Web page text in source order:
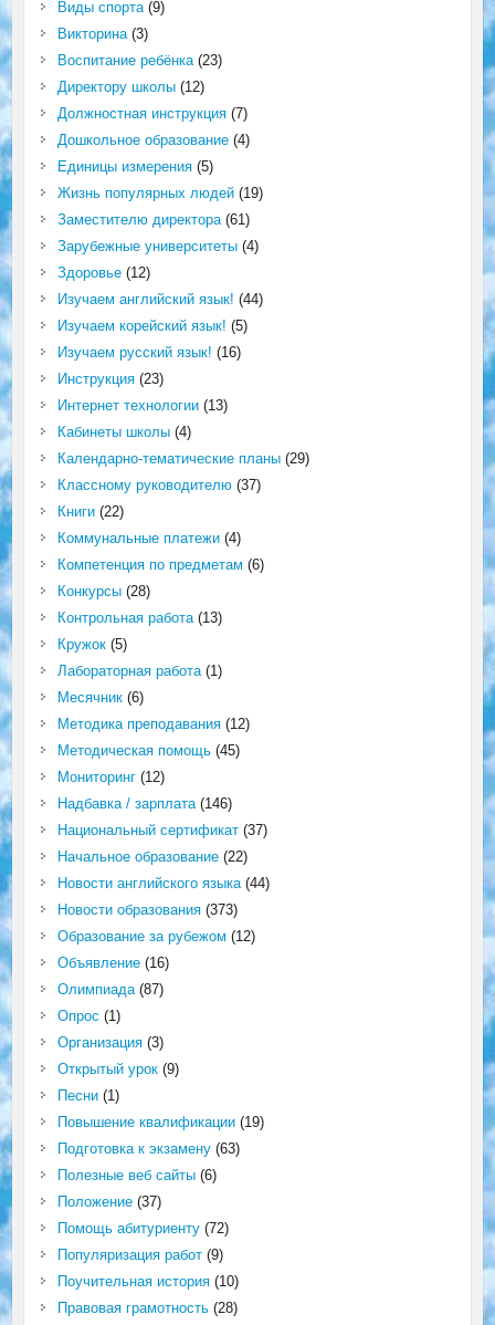
Виды спорта(9)
Викторина(3)
Воспитание ребёнка(23)
Директору школы(12)
Должностная инструкция(7)
Дошкольное образование(4)
Единицы измерения(5)
Жизнь популярных людей(19)
Заместителю директора(61)
Зарубежные университеты(4)
Здоровье(12)
Изучаем английский язык! (44)
Изучаем корейский язык! (5)
Изучаем русский язык! (16)
Инструкция(23)
Интернет технологии(13)
Кабинеты школы(4)
Календарно-тематические планы(29)
Классному руководителю(37)
Книги(22)
Коммунальные платежи(4)
Компетенция по предметам (6)
Конкурсы(28)
Контрольная работа(13)
Кружок(5)
Лабораторная работа(1)
Месячник(6)
Методика преподавания(12)
Методическая помощь(45)
Мониторинг(12)
Надбавка / зарплата(146)
Национальный сертификат(37)
Начальное образование(22)
Новости английского языка(44)
Новости образования(373)
Образование за рубежом (12)
Объявление(16)
Олимпиада(87)
Опрос (1)
Организация(3)
Открытый урок(9)
Песни(1)
Повышение квалификации(19)
Подготовка к экзамену(63)
Полезные веб сайты(6)
Положение(37)
Помощь абитуриенту(72)
Популяризация работ(9)
Поучительная история(10)
Правовая грамотность(28)